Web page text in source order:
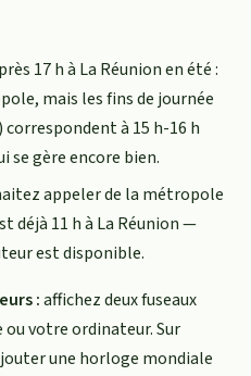
17 h à La Réunion en été :
mais les fins de journée
à 15 h-16 h
gère encore bien.
appeler de la métropole
déjà 11 h à La Réunion —
est disponible.
:affichez deux fuseaux
votre ordinateur. Sur
une horloge mondiale